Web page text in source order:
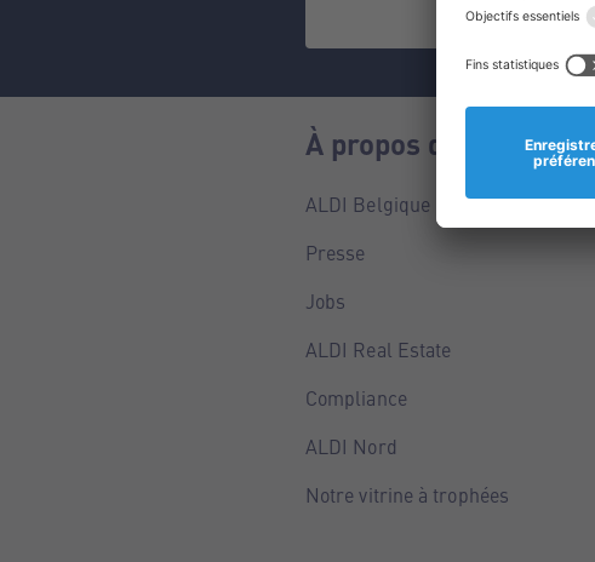
À propos de nous
ALDI Belgique
Presse
Jobs
ALDI Real Estate
Compliance
ALDI Nord
Notre vitrine à trophées